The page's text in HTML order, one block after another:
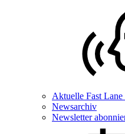
Aktuelle Fast Lane
Newsarchiv
Newsletter